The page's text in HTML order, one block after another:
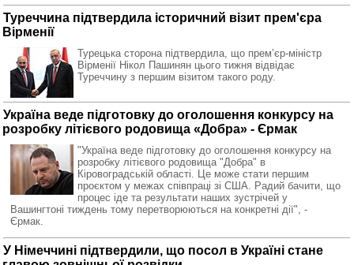
Туреччина підтвердила історичний візит прем'єра
Вірменії
Турецька сторона підтвердила, що премʼєр-міністр
Вірменії Нікол Пашинян цього тижня відвідає
Туреччину з першим візитом такого роду.
Україна веде підготовку до оголошення конкурсу на
розробку літієвого родовища «Добра» - Єрмак
"Україна веде підготовку до оголошення конкурсу на
розробку літієвого родовища "Добра" в
Кіровоградській області. Це може стати першим
проєктом у межах співпраці зі США. Радий бачити, що
процес іде та результати наших зустрічей у
Вашингтоні тиждень тому перетворюються на конкретні дії", -
Єрмак.
У Німеччині підтвердили, що посол в Україні стане